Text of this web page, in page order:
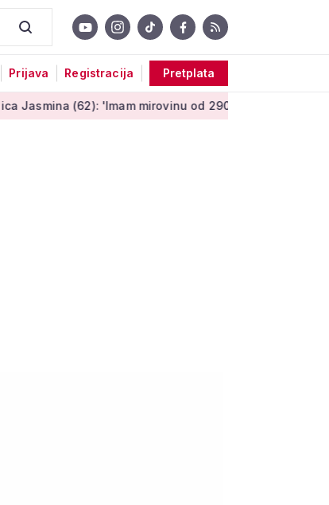
Prijava Registracija Pretplata
'Imam mirovinu od 290 eura, a dobijem i socijalnu